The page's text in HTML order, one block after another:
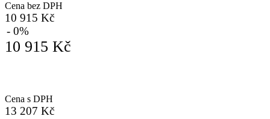
Cena bez DPH
10 915 Kč
- 0%
10 915 Kč
Cena s DPH
13 207 Kč